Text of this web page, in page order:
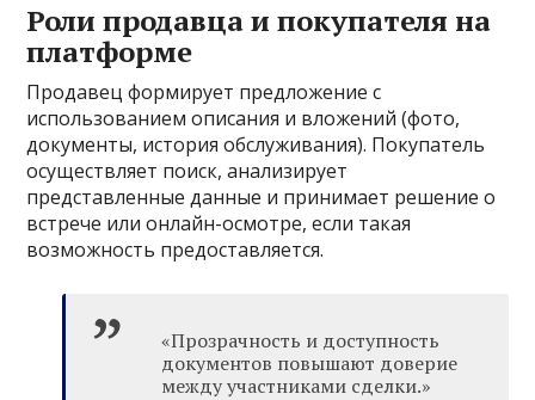
Роли продавца и покупателя на
платформе
Продавец формирует предложение с
использованием описания и вложений (фото,
документы, история обслуживания). Покупатель
осуществляет поиск, анализирует
представленные данные и принимает решение о
встрече или онлайн-осмотре, если такая
возможность предоставляется.
«Прозрачность и доступность
документов повышают доверие
между участниками сделки.»